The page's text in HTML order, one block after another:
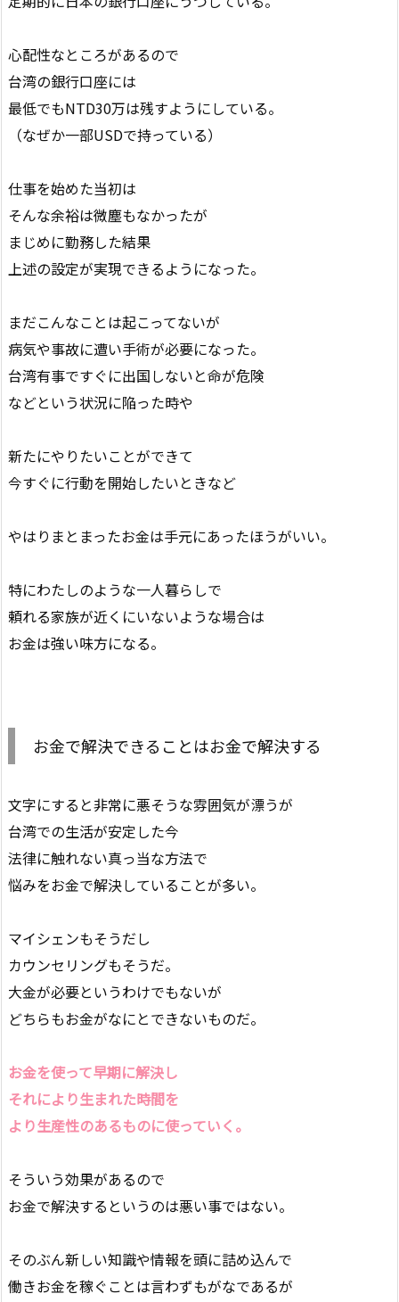
心配性なところがあるので
台湾の銀行口座には
最低でもNTD30万は残すようにしている。
（なぜか一部USDで持っている）
仕事を始めた当初は
そんな余裕は微塵もなかったが
まじめに勤務した結果
上述の設定が実現できるようになった。
まだこんなことは起こってないが
病気や事故に遭い手術が必要になった。
台湾有事ですぐに出国しないと命が危険
などという状況に陥った時や
新たにやりたいことができて
今すぐに行動を開始したいときなど
やはりまとまったお金は手元にあったほうがいい。
特にわたしのような一人暮らしで
頼れる家族が近くにいないような場合は
お金は強い味方になる。
お金で解決できることはお金で解決する
文字にすると非常に悪そうな雰囲気が漂うが
台湾での生活が安定した今
法律に触れない真っ当な方法で
悩みをお金で解決していることが多い。
マイシェンもそうだし
カウンセリングもそうだ。
大金が必要というわけでもないが
どちらもお金がなにとできないものだ。
お金を使って早期に解決し
それにより生まれた時間を
より生産性のあるものに使っていく。
そういう効果があるので
お金で解決するというのは悪い事ではない。
そのぶん新しい知識や情報を頭に詰め込んで
働きお金を稼ぐことは言わずもがなであるが